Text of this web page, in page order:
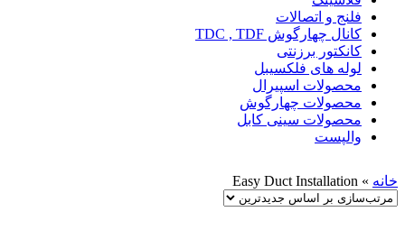
فلنج و اتصالات
کانال چهارگوش TDC , TDF
کانکتور برزنتی
لوله های فلکسیبل
محصولات اسپیرال
محصولات چهارگوش
محصولات سینی کابل
والپست
خانه »
Easy Duct Installation